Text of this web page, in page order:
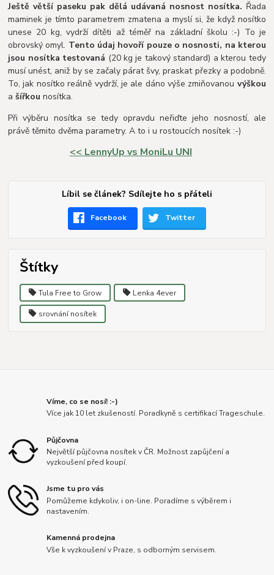
Ještě větší paseku pak dělá udávaná nosnost nosítka. Řada
maminek je tímto parametrem zmatena a myslí si, že když nosítko
unese 20 kg, vydrží dítěti až téměř na základní školu :-) To je
obrovský omyl. Tento údaj hovoří pouze o nosnosti, na kterou
jsou nosítka testovaná (20 kg je takový standard) a kterou tedy
musí unést, aniž by se začaly párat švy, praskat přezky a podobně.
To, jak nosítko reálně vydrží, je ale dáno výše zmiňovanou výškou
ašířkou nosítka.
Při výběru nosítka se tedy opravdu neřiďte jeho nosností, ale
právě těmito dvěma parametry. A to i u rostoucích nosítek :-)
<< LennyUp vs MoniLu UNI
Líbil se článek? Sdílejte ho s přáteli
Facebook Twitter
Štítky
Tula Free to Grow Lenka 4ever
srovnání nosítek
Víme, co se nosí! :-)
Více jak 10 let zkušeností. Poradkyně s certifikací Trageschule.
Půjčovna
Největší půjčovna nosítek v ČR. Možnost zapůjčení a
vyzkoušení před koupí.
Jsme tu pro vás
Pomůžeme kdykoliv, i on-line. Poradíme s výběrem i
nastavením.
Kamenná prodejna
Vše k vyzkoušení v Praze, s odborným servisem.